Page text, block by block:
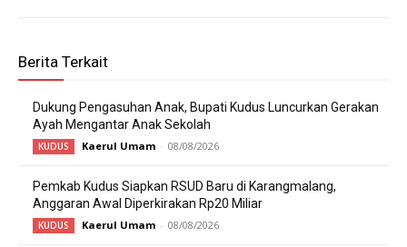
Berita Terkait
Dukung Pengasuhan Anak, Bupati Kudus Luncurkan Gerakan
Ayah Mengantar Anak Sekolah
KUDUS Kaerul Umam - 08/08/2026
Pemkab Kudus Siapkan RSUD Baru di Karangmalang,
Anggaran Awal Diperkirakan Rp20 Miliar
KUDUS Kaerul Umam - 08/08/2026